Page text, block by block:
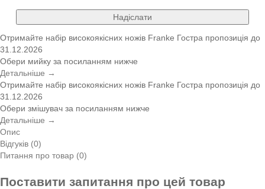
Надіслати
Отримайте набір високоякісних ножів Franke Гостра пропозиція до
31.12.2026
Обери мийку за посиланням нижче
Детальніше →
Отримайте набір високоякісних ножів Franke Гостра пропозиція до
31.12.2026
Обери змішувач за посиланням нижче
Детальніше →
Опис
Відгуків (0)
Питання про товар (0)
Поставити запитання про цей товар